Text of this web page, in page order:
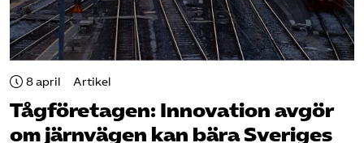
Mina sidor (almega.se)
Logga in på Arbetsgivarguiden
8 april Artikel
Tåg­företagen: Innovation avgör
om järnvägen kan bära Sveriges